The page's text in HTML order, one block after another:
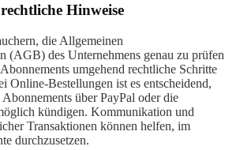
Hinweise
die Allgemeinen
(AGB) des Unternehmens genau zu prüfen
umgehend rechtliche Schritte
Online-Bestellungen ist es entscheidend,
über PayPal oder die
kündigen. Kommunikation und
Transaktionen können helfen, im
durchzusetzen.